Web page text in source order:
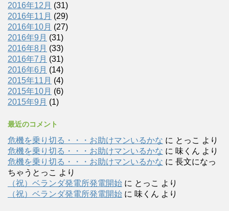
2016年12月 (31)
2016年11月 (29)
2016年10月 (27)
2016年9月 (31)
2016年8月 (33)
2016年7月 (31)
2016年6月 (14)
2015年11月 (4)
2015年10月 (6)
2015年9月 (1)
最近のコメント
危機を乗り切る・・・お助けマンいるかな に とっこ より
危機を乗り切る・・・お助けマンいるかな に 味くん より
危機を乗り切る・・・お助けマンいるかな に 長文になっ
ちゃうとっこ より
（祝）ベランダ発電所発電開始 に とっこ より
（祝）ベランダ発電所発電開始 に 味くん より